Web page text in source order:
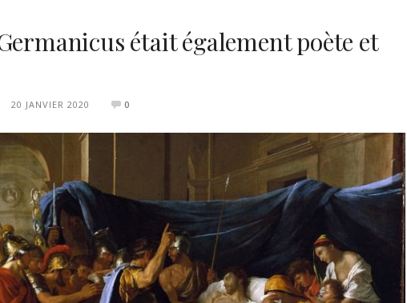
était également poète et
20 JANVIER 2020 0